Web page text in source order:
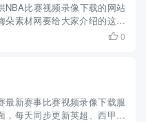
NBA比赛视频录像下载的网站
朵素材网要给大家介绍的这个
录像下载网站，值得所有有需
 0
最新赛事比赛视频录像下载服
，每天同步更新英超、西甲、